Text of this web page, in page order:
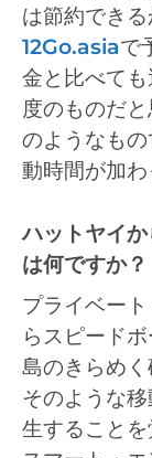
は節約できる
12Go.asiaで
金と比べて
度のものだ
のようなも
動時間が加わ
ハットヤイ
は何ですか？
プライベー
らスピード
島のきらめく
そのような
生することを